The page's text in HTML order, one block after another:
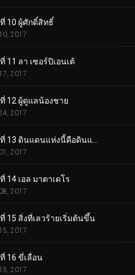
10 ผู้ศักดิ์สิทธิ์
2017
11 ลา เซอร์ปิเอนเต้
2017
12 ผู้ดูแลน้องชาย
2017
2017
14 เอล มาตาเดโร
2017
15 สิ่งที่เลวร้ายเริ่มต้นขึ้น
2017
16 ขี่เลื่อน
2017